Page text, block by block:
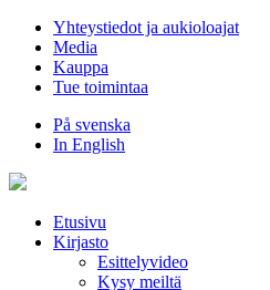
Hyppää
sisältöön
Yhteystiedot ja aukioloajat
Media
Kauppa
Tue toimintaa
På svenska
In English
Etusivu
Kirjasto
Esittelyvideo
Kysy meiltä